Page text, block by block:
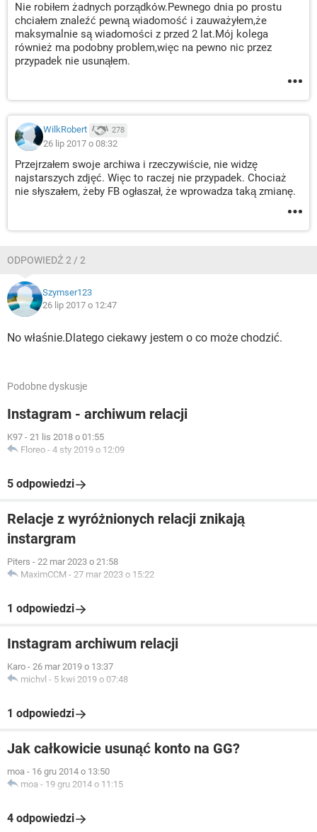
Nie robiłem żadnych porządków.Pewnego dnia po prostu
chciałem znaleźć pewną wiadomość i zauważyłem,że
maksymalnie są wiadomości z przed 2 lat.Mój kolega
również ma podobny problem,więc na pewno nic przez
przypadek nie usunąłem.
WilkRobert 278
26 lip 2017 o 08:32
Przejrzałem swoje archiwa i rzeczywiście, nie widzę
najstarszych zdjęć. Więc to raczej nie przypadek. Chociaż
nie słyszałem, żeby FB ogłaszał, że wprowadza taką zmianę.
ODPOWIEDŹ 2 / 2
Szymser123
26 lip 2017 o 12:47
No właśnie.Dlatego ciekawy jestem o co może chodzić.
Podobne dyskusje
Instagram - archiwum relacji
K97 - 21 lis 2018 o 01:55
Floreo - 4 sty 2019 o 12:09
5 odpowiedzi
Relacje z wyróżnionych relacji znikają
instargram
Piters - 22 mar 2023 o 21:58
MaximCCM - 27 mar 2023 o 15:22
1 odpowiedzi
Instagram archiwum relacji
Karo - 26 mar 2019 o 13:37
michvl - 5 kwi 2019 o 07:48
1 odpowiedzi
Jak całkowicie usunąć konto na GG?
moa - 16 gru 2014 o 13:50
moa - 19 gru 2014 o 11:15
4 odpowiedzi